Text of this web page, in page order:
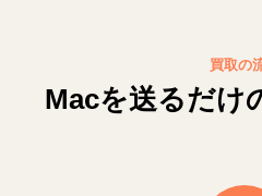
買取の
Macを送るだけ